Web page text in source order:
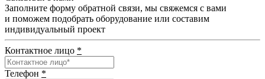
Заполните форму обратной связи, мы свяжемся с вами
и поможем подобрать оборудование или составим
индивидуальный проект
Контактное лицо *
Телефон *